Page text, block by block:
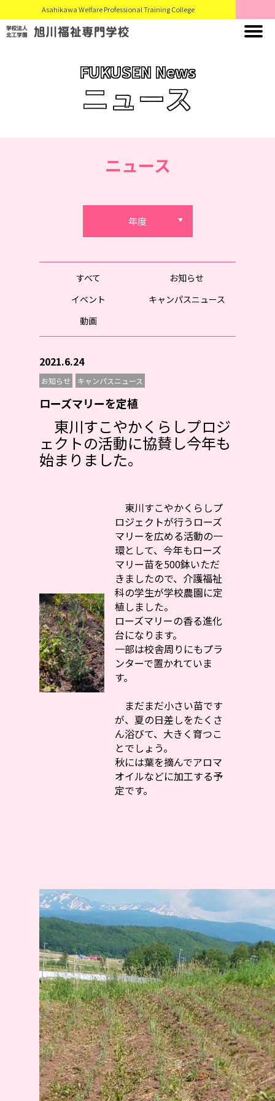
Asahikawa Welfare Professional Training College
FUKUSEN News
ニュース
ニュース
年度
すべて
お知らせ
イベント
キャンパスニュース
動画
2021.6.24
お知らせ キャンパスニュース
ローズマリーを定植
東川すこやかくらしプロジ
ェクトの活動に協賛し今年も
始まりました。
東川すこやかくらしプ
ロジェクトが行うローズ
マリーを広める活動の一
環として、今年もローズ
マリー苗を500鉢いただ
きましたので、介護福祉
科の学生が学校農園に定
植しました。
ローズマリーの香る進化
台になります。
一部は校舎周りにもプラ
ンターで置かれていま
す。
まだまだ小さい苗です
が、夏の日差しをたくさ
ん浴びて、大きく育つこ
とでしょう。
秋には葉を摘んでアロマ
オイルなどに加工する予
定です。